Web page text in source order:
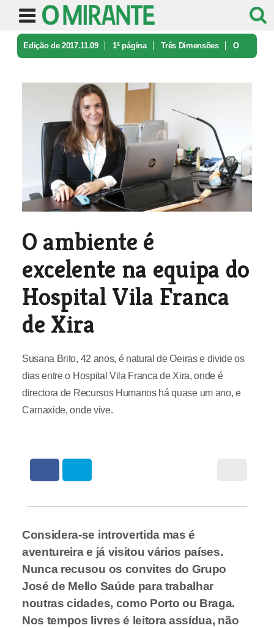
Edição de 2017.11.09 1ª página Três Dimensões O
O ambiente é
excelente na equipa do
Hospital Vila Franca
de Xira
Susana Brito, 42 anos, é natural de Oeiras e divide os
dias entre o Hospital Vila Franca de Xira, onde é
directora de Recursos Humanos há quase um ano, e
Carnaxide, onde vive.
Considera-se introvertida mas é
aventureira e já visitou vários países.
Nunca recusou os convites do Grupo
José de Mello Saúde para trabalhar
noutras cidades, como Porto ou Braga.
Nos tempos livres é leitora assídua, não